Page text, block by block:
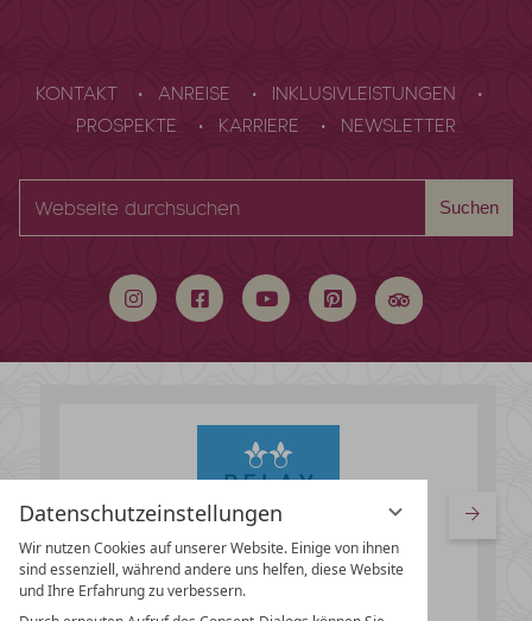
Datenschutzeinstellungen
Wir nutzen Cookies auf unserer Website. Einige von ihnen
sind essenziell, während andere uns helfen, diese Website
und Ihre Erfahrung zu verbessern.
KONTAKT ANREISE
INKLUSIVLEISTUNGEN
PROSPEKTE
KARRIERE NEWSLETTER
durchsuchen
Suchen